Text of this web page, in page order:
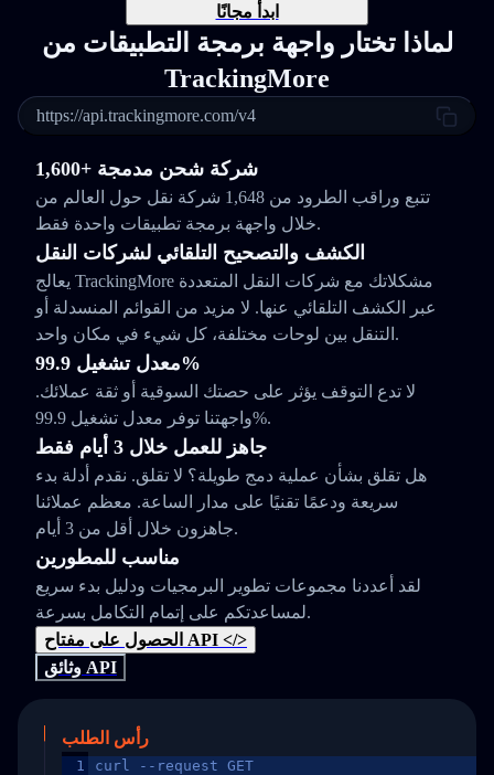
ابدأ مجانًا
لماذا تختار واجهة برمجة التطبيقات من
TrackingMore
https://api.trackingmore.com/v4
1,600+ شركة شحن مدمجة
تتبع وراقب الطرود من 1,648 شركة نقل حول العالم من
خلال واجهة برمجة تطبيقات واحدة فقط.
الكشف والتصحيح التلقائي لشركات النقل
يعالج TrackingMore مشكلاتك مع شركات النقل المتعددة
عبر الكشف التلقائي عنها. لا مزيد من القوائم المنسدلة أو
التنقل بين لوحات مختلفة، كل شيء في مكان واحد.
معدل تشغيل 99.9%
لا تدع التوقف يؤثر على حصتك السوقية أو ثقة عملائك.
واجهتنا توفر معدل تشغيل 99.9%.
جاهز للعمل خلال 3 أيام فقط
هل تقلق بشأن عملية دمج طويلة؟ لا تقلق. نقدم أدلة بدء
سريعة ودعمًا تقنيًا على مدار الساعة. معظم عملائنا
جاهزون خلال أقل من 3 أيام.
مناسب للمطورين
لقد أعددنا مجموعات تطوير البرمجيات ودليل بدء سريع
لمساعدتكم على إتمام التكامل بسرعة.
الحصول على مفتاح API </>
وثائق API
رأس الطلب
1
curl --request GET